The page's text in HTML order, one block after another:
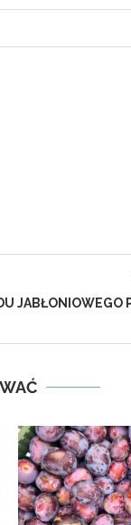
JABŁONIOWEGO